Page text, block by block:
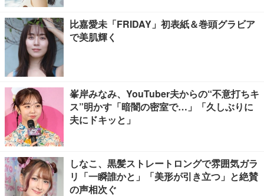
比嘉愛未「FRIDAY」初表紙＆巻頭グラビア
で美肌輝く
峯岸みなみ、YouTuber夫からの“不意打ちキ
ス”明かす「暗闇の密室で…」「久しぶりに
夫にドキッと」
しなこ、黒髪ストレートロングで雰囲気ガラ
リ「一瞬誰かと」「美形が引き立つ」と絶賛
の声相次ぐ